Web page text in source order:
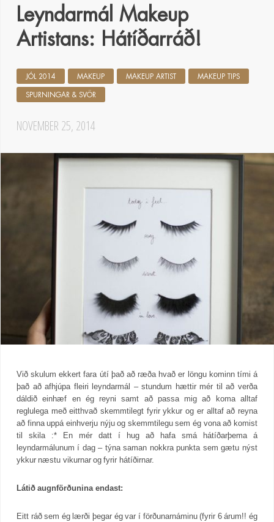
Leyndarmál Makeup
Artistans: Hátíðarráð!
NOVEMBER 25, 2014
JÓL 2014 MAKEUP MAKEUP ARTIST MAKEUP TIPS
SPURNINGAR & SVÖR
Við skulum ekkert fara útí það að ræða hvað er löngu kominn tími á
það að afhjúpa fleiri leyndarmál – stundum hættir mér til að verða
dáldið einhæf en ég reyni samt að passa mig að koma alltaf
reglulega með eitthvað skemmtilegt fyrir ykkur og er alltaf að reyna
að finna uppá einhverju nýju og skemmtilegu sem ég vona að komist
til skila :* En mér datt í hug að hafa smá hátíðarþema á
leyndarmálunum í dag – týna saman nokkra punkta sem gætu nýst
ykkur næstu vikurnar og fyrir hátíðirnar.
Látið augnförðunina endast:
Eitt ráð sem ég lærði þegar ég var í förðunarnáminu (fyrir 6 árum!! ég